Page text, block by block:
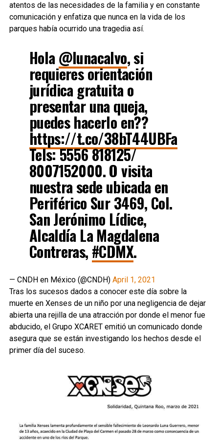
atentos de las necesidades de la familia y en constante
comunicación y enfatiza que nunca en la vida de los
parques había ocurrido una tragedia así.
Hola@lunacalvo, si
requieres orientación
jurídica gratuita o
presentar una queja,
puedes hacerlo en??
https://t.co/38bT44UBFa
Tels: 5556 818125/
8007152000. O visita
nuestra sede ubicada en
Periférico Sur 3469, Col.
San Jerónimo Lídice,
Alcaldía La Magdalena
Contreras, #CDMX.
— CNDH en México (@CNDH) April 1, 2021
Tras los sucesos dados a conocer este día sobre la
muerte en Xenses de un niño por una negligencia de dejar
abierta una rejilla de una atracción por donde el menor fue
abducido, el Grupo XCARET emitió un comunicado donde
asegura que se están investigando los hechos desde el
primer día del suceso.